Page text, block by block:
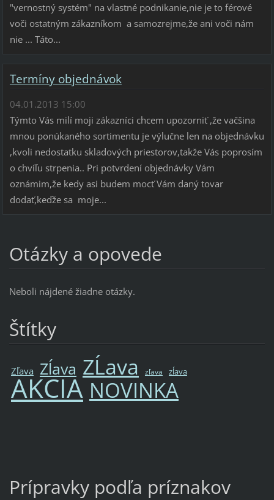
"vernostný systém" na vlastné podnikanie,nie je to férové
voči ostatným zákazníkom a samozrejme,že ani voči nám
nie ... Táto...
Termíny objednávok
04.01.2013 15:00
Týmto Vás milí moji zákazníci chcem upozorniť ,že vačšina
mnou ponúkaného sortimentu je výlučne len na objednávku
,kvoli nedostatku skladových priestorov,takže Vás poprosím
o chvíľu strpenia.. Pri potvrdení objednávky Vám
oznámim,že kedy asi budem mocť Vám daný tovar
dodať,keďže sa moje...
Otázky a opovede
Neboli nájdené žiadne otázky.
Štítky
Zľava Zĺava ZĹava zľava zĺava
AKCIA NOVINKA
Prípravky podľa príznakov